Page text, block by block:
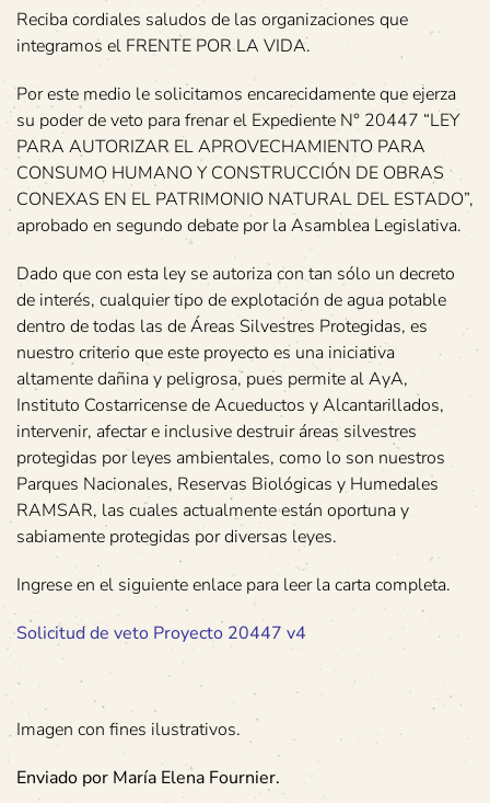
Reciba cordiales saludos de las organizaciones que
integramos el FRENTE POR LA VIDA.
Por este medio le solicitamos encarecidamente que ejerza
su poder de veto para frenar el Expediente N° 20447 “LEY
PARA AUTORIZAR EL APROVECHAMIENTO PARA
CONSUMO HUMANO Y CONSTRUCCIÓN DE OBRAS
CONEXAS EN EL PATRIMONIO NATURAL DEL ESTADO”,
aprobado en segundo debate por la Asamblea Legislativa.
Dado que con esta ley se autoriza con tan sólo un decreto
de interés, cualquier tipo de explotación de agua potable
dentro de todas las de Áreas Silvestres Protegidas, es
nuestro criterio que este proyecto es una iniciativa
altamente dañina y peligrosa, pues permite al AyA,
Instituto Costarricense de Acueductos y Alcantarillados,
intervenir, afectar e inclusive destruir áreas silvestres
protegidas por leyes ambientales, como lo son nuestros
Parques Nacionales, Reservas Biológicas y Humedales
RAMSAR, las cuales actualmente están oportuna y
sabiamente protegidas por diversas leyes.
Ingrese en el siguiente enlace para leer la carta completa.
Solicitud de veto Proyecto 20447 v4
Imagen con fines ilustrativos.
Enviado por María Elena Fournier.